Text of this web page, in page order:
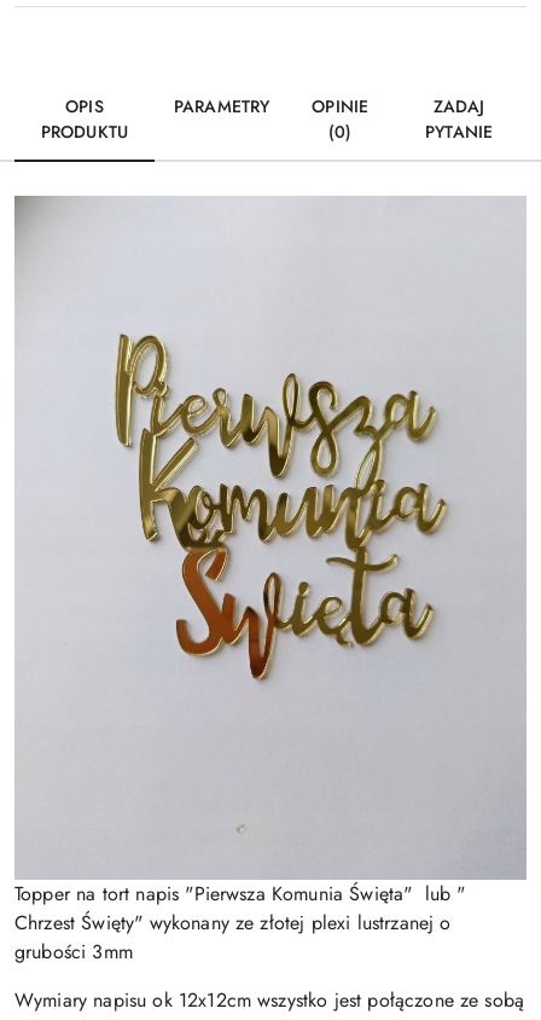
OPIS
PRODUKTU
PARAMETRY
OPINIE
(0)
ZADAJ
PYTANIE
Topper na tort napis "Pierwsza Komunia Święta" lub "
Chrzest Święty" wykonany ze złotej plexi lustrzanej o
grubości 3mm
Wymiary napisu ok 12x12cm wszystko jest połączone ze sobą